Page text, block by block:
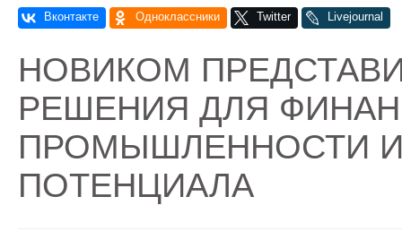
НОВИКОМ
РЕШЕНИЯ ДЛЯ
ПРОМЫШЛЕННОСТИ И
ПОТЕНЦИАЛА
СТРАНИЦЫ